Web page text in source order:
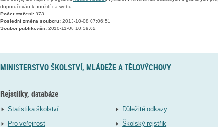
doporučován k použití na webu.
Počet stažení:873
Poslední změna souboru:2013-10-08 07:06:51
Soubor publikován:2010-11-08 10:39:02
MINISTERSTVO ŠKOLSTVÍ, MLÁDEŽE A TĚLOVÝCHOVY
Rejstříky, databáze
Statistika školství
Pro veřejnost
Důležité odkazy
Školský rejstřík